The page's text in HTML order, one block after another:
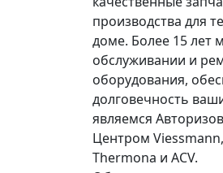
производства для
доме. Более 15 лет
обслуживании и
оборудования,
долговечность
являемся
Центром
Thermona и ACV.